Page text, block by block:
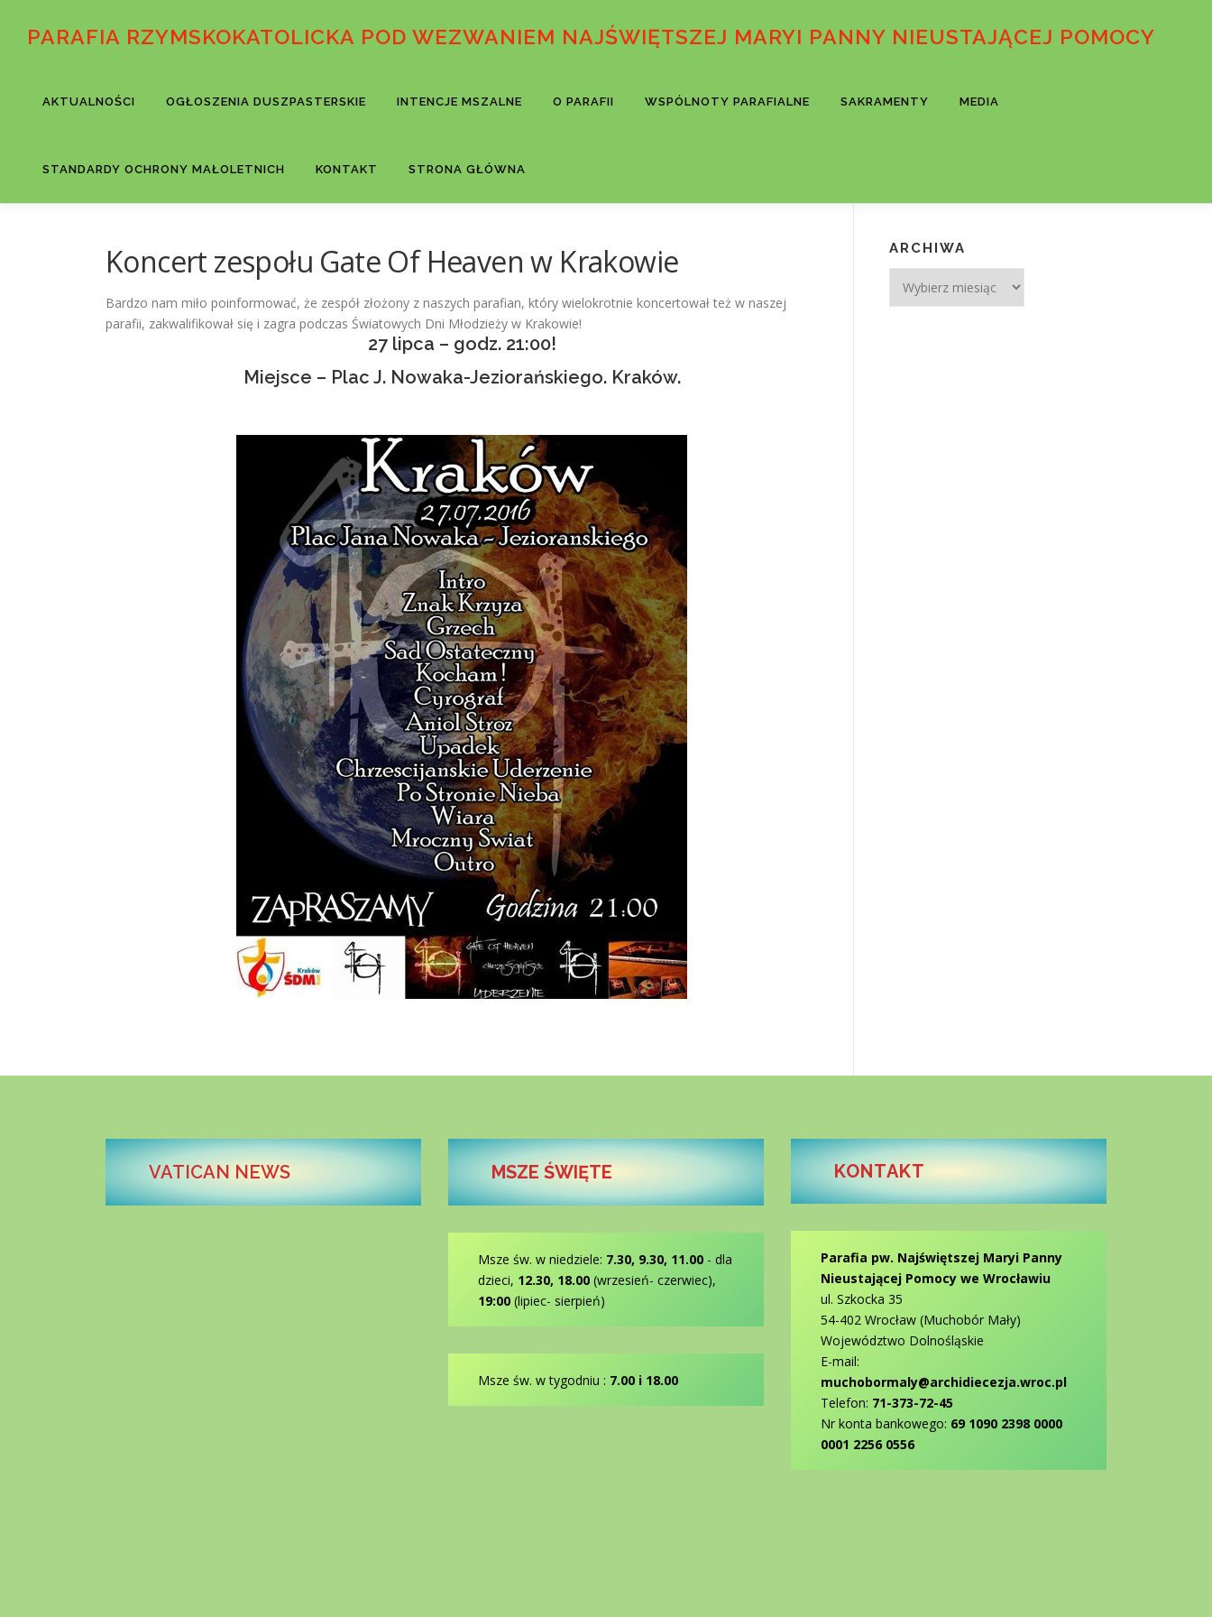
PARAFIA RZYMSKOKATOLICKA POD WEZWANIEM NAJŚWIĘTSZEJ MARYI PANNY NIEUSTAJĄCEJ POMOCY
AKTUALNOŚCI OGŁOSZENIA DUSZPASTERSKIE INTENCJE MSZALNE O PARAFII WSPÓLNOTY PARAFIALNE SAKRAMENTY MEDIA
STANDARDY OCHRONY MAŁOLETNICH KONTAKT STRONA GŁÓWNA
Koncert zespołu Gate Of Heaven w Krakowie
Bardzo nam miło poinformować, że zespół złożony z naszych parafian, który wielokrotnie koncertował też w naszej
parafii, zakwalifikował się i zagra podczas Światowych Dni Młodzieży w Krakowie!
27 lipca – godz. 21:00!
Miejsce – Plac J. Nowaka-Jeziorańskiego. Kraków.
ARCHIWA
VATICAN NEWS MSZE ŚWIĘTE
Msze św. w niedziele: 7.30, 9.30, 11.00 - dla
dzieci, 12.30, 18.00 (wrzesień- czerwiec),
19:00(lipiec- sierpień)
Msze św. w tygodniu : 7.00 i 18.00
KONTAKT
Parafia pw. Najświętszej Maryi Panny
Nieustającej Pomocy we Wrocławiu
ul. Szkocka 35
54-402 Wrocław (Muchobór Mały)
Województwo Dolnośląskie
E-mail:
muchobormaly@archidiecezja.wroc.pl
Telefon: 71-373-72-45
Nr konta bankowego: 69 1090 2398 0000
0001 2256 0556